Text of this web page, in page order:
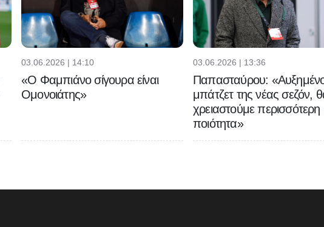
03.06.2026 | 14:10
«Ο Φαμπιάνο σίγουρα είναι
Ομονοιάτης»
03.06.2026 | 13:36
Παπασταύρου:
μπάτζετ της νέας σεζόν,
χρειαστούμε περισσότερη
ποιότητα»